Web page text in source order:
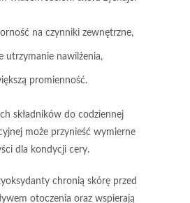
na czynniki zewnętrzne,
utrzymanie nawilżenia,
promienność.
składników do codziennej
może przynieść wymierne
dla kondycji cery.
chronią skórę przed
otoczenia oraz wspierają